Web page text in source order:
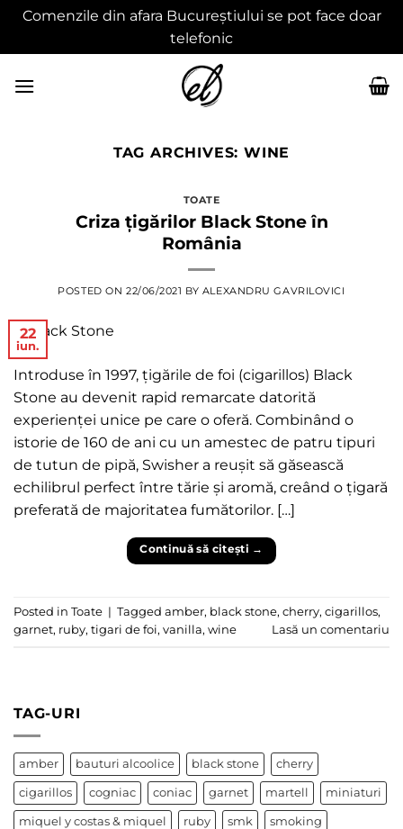
Comenzile din afara Bucureștiului se pot face doar
telefonic
TAG ARCHIVES: WINE
TOATE
Criza țigărilor Black Stone în
România
POSTED ON 22/06/2021 BY ALEXANDRU GAVRILOVICI
22
iun.
Introduse în 1997, țigările de foi (cigarillos) Black
Stone au devenit rapid remarcate datorită
experienței unice pe care o oferă. Combinând o
istorie de 160 de ani cu un amestec de patru tipuri
de tutun de pipă, Swisher a reușit să găsească
echilibrul perfect între tărie și aromă, creând o țigară
preferată de majoritatea fumătorilor. […]
Continuă să citești →
Posted in Toate | Tagged amber, black stone, cherry, cigarillos,
garnet, ruby, tigari de foi, vanilla, wine Lasă un comentariu
TAG-URI
amber bauturi alcoolice black stone cherry
cigarillos cogniac coniac garnet martell miniaturi
miquel y costas & miquel ruby smk smoking